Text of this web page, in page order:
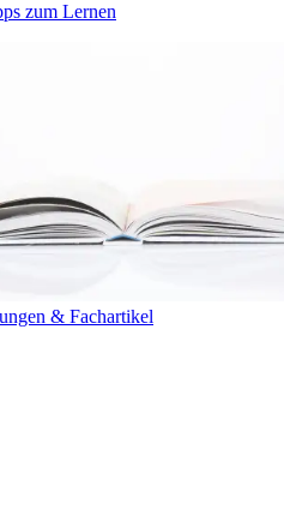
zum Lernen
& Fachartikel